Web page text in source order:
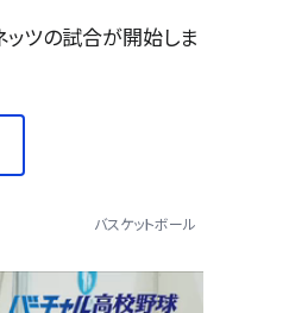
ツの試合が開始しま
バスケットボール